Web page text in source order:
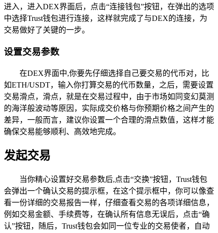
进入，进入DEX界面后，点击“连接钱包”按钮，在弹出的选项
中选择Trust钱包进行连接，这样就完成了与DEX的连接，为
交易做好了关键的一步。
设置交易参数
在DEX界面中,你要先仔细选择自己要交易的代币对，比
如ETH/USDT，输入你打算交易的代币数量，之后，需要设置
交易滑点，滑点，就是在交易过程中，由于市场如同变幻莫测
的海洋般波动等原因，实际成交价格与你预期价格之间产生的
差异，一般而言，建议你设置一个合理的滑点数值，这样才能
确保交易能够顺利、高效地完成。
发起交易
当你精心设置好交易参数后,点击“交换”按钮，Trust钱包
会弹出一个确认交易的提示框，在这个提示框中，你可以像查
看一份详细的交易报告一样，仔细查看交易的各项详细信息，
例如交易金额、手续费等，在确认所有信息无误后，点击“确
认”按钮，随后，Trust钱包会如同一位专业的交易使者，自动